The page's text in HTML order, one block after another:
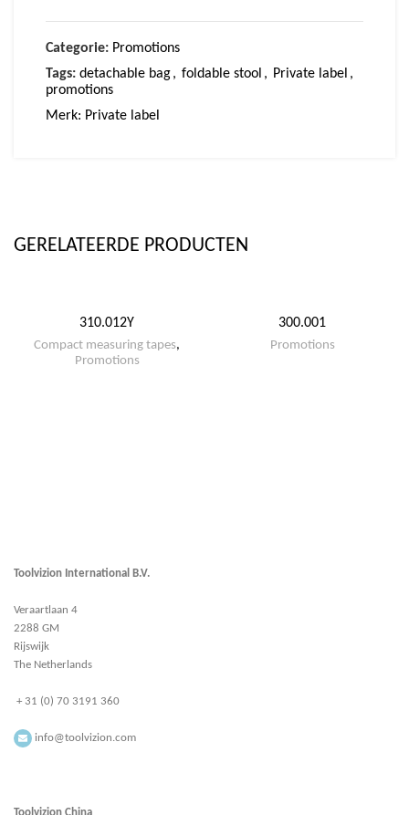
Categorie: Promotions
Tags: detachable bag, foldable stool , Private label ,
promotions
Merk: Private label
GERELATEERDE PRODUCTEN
310.012Y
Compact measuring tapes,
Promotions
300.001
Promotions
Toolvizion International B.V.
Veraartlaan 4
2288 GM
Rijswijk
The Netherlands
+ 31 (0) 70 3191 360
info@toolvizion.com